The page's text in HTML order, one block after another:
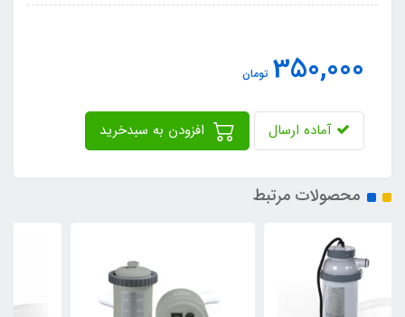
350,000 تومان
آماده ارسال
محصولات مرتبط